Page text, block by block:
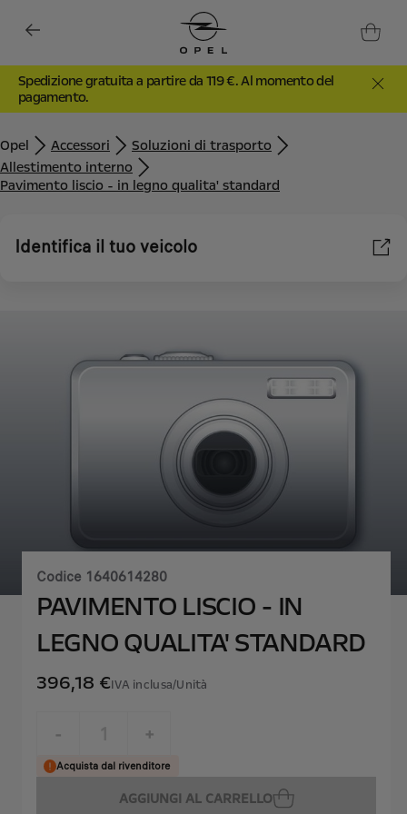
Spedizione gratuita a partire da 119 €. Al momento del
pagamento.
Opel Accessori
Soluzioni di trasporto
Allestimento interno
Pavimento liscio - in legno qualita' standard
Identifica il tuo veicolo
Codice 1640614280
PAVIMENTO LISCIO - IN
LEGNO QUALITA' STANDARD
396,18 €IVA inclusa/Unità
-
+
Q
Acquista dal rivenditore
AGGIUNGI AL CARRELLO